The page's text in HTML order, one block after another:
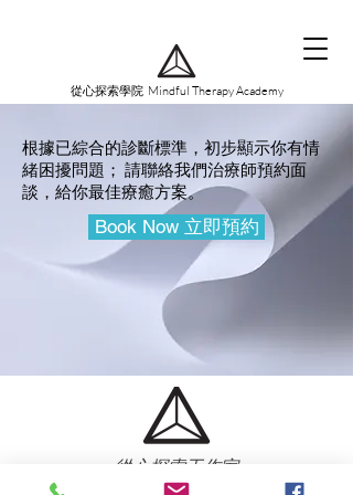
從心探索學院 Mindful Therapy Academy
根據已綜合的診斷標準，初步顯示你有情
緒困擾問題； 請聯絡我們治療師預約面
談，給你最佳療癒方案。
Book Now 立即預約
從心探索工作室
INSPIRE YOUR HEART STUDIO